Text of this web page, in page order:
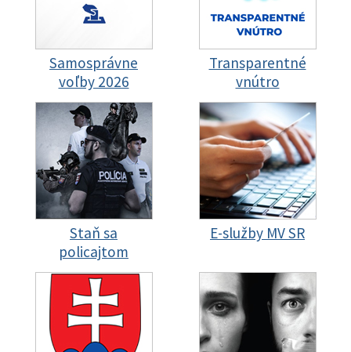
Samosprávne
voľby 2026
Transparentné
vnútro
Staň sa
policajtom
E-služby MV SR